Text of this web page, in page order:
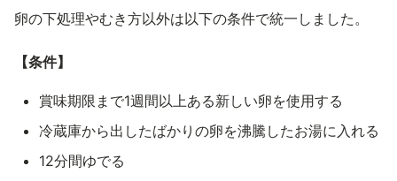
卵の下処理やむき方以外は以下の条件で統一しました。
【条件】
賞味期限まで1週間以上ある新しい卵を使用する
冷蔵庫から出したばかりの卵を沸騰したお湯に入れる
12分間ゆでる